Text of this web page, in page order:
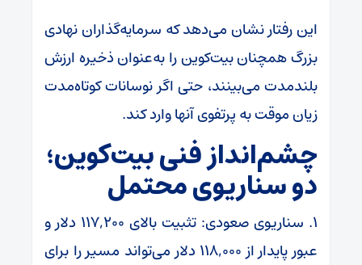
این رفتار نشان می‌دهد که سرمایه‌گذاران نهادی
بزرگ همچنان بیت‌کوین را به‌عنوان ذخیره ارزش
بلندمدت می‌بینند، حتی اگر نوسانات کوتاه‌مدت
زیان موقت به پرتفوی آنها وارد کند.
چشم‌انداز فنی بیت‌کوین؛
دو سناریوی محتمل
۱. سناریوی صعودی: تثبیت بالای ۱۱۷,۲۰۰ دلار و
عبور پایدار از ۱۱۸,۰۰۰ دلار می‌تواند مسیر را برای